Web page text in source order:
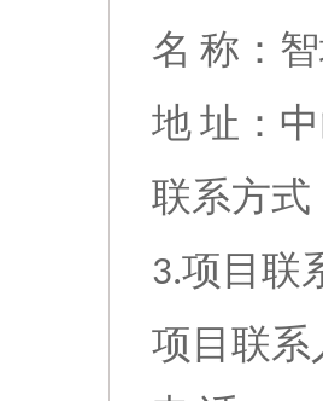
名 称：
地址：
联系方式
3.项目联
项目联系